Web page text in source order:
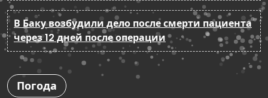
В Баку возбудили дело после смерти пациента
через 12 дней после операции
Погода